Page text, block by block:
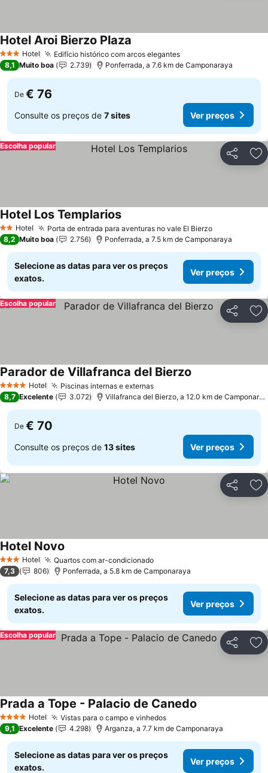
3 EstrelasHotel Edifício histórico com arcos elegantes
Hotel Aroi Bierzo Plaza
8,1 Muito boa 2.739 Ponferrada, a 7.6 km de Camponaraya
De € 76
Consulte os preços de 7 sites Ver preços
Partilhar
Escolha popular
2 Estrelas
Hotel Porta de entrada para aventuras no vale El Bierzo
Hotel Los Templarios
8,2 Muito boa 2.756 Ponferrada, a 7.5 km de Camponaraya
Selecione as datas para ver os preços
exatos.
Ver preços
Partilhar
Escolha popular
4 EstrelasHotel Piscinas internas e externas
Parador de Villafranca del Bierzo
8,7 Excelente 3.072 Villafranca del Bierzo, a 12.0 km de Camponaraya
De € 70
Consulte os preços de 13 sites Ver preços
Partilhar
3 EstrelasHotel Quartos com ar-condicionado
Hotel Novo
7,3 806 Ponferrada, a 5.8 km de Camponaraya
Selecione as datas para ver os preços
exatos.
Ver preços
Partilhar
Escolha popular
4 EstrelasHotel Vistas para o campo e vinhedos
Prada a Tope - Palacio de Canedo
9,1 Excelente 4.298 Arganza, a 7.7 km de Camponaraya
Selecione as datas para ver os preços
exatos.
Ver preços